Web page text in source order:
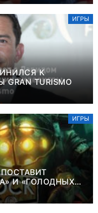
ИГРЫ
К
TURISMO
ИГРЫ
ПОСТАВИТ
И «ГОЛОДНЫХ